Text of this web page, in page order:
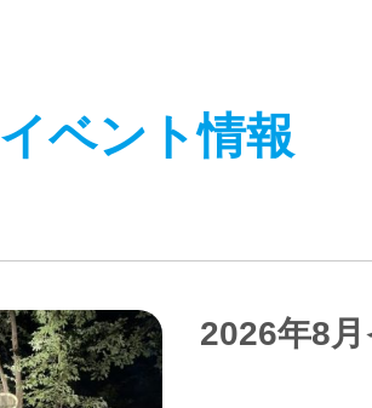
イベント情報
2026年8